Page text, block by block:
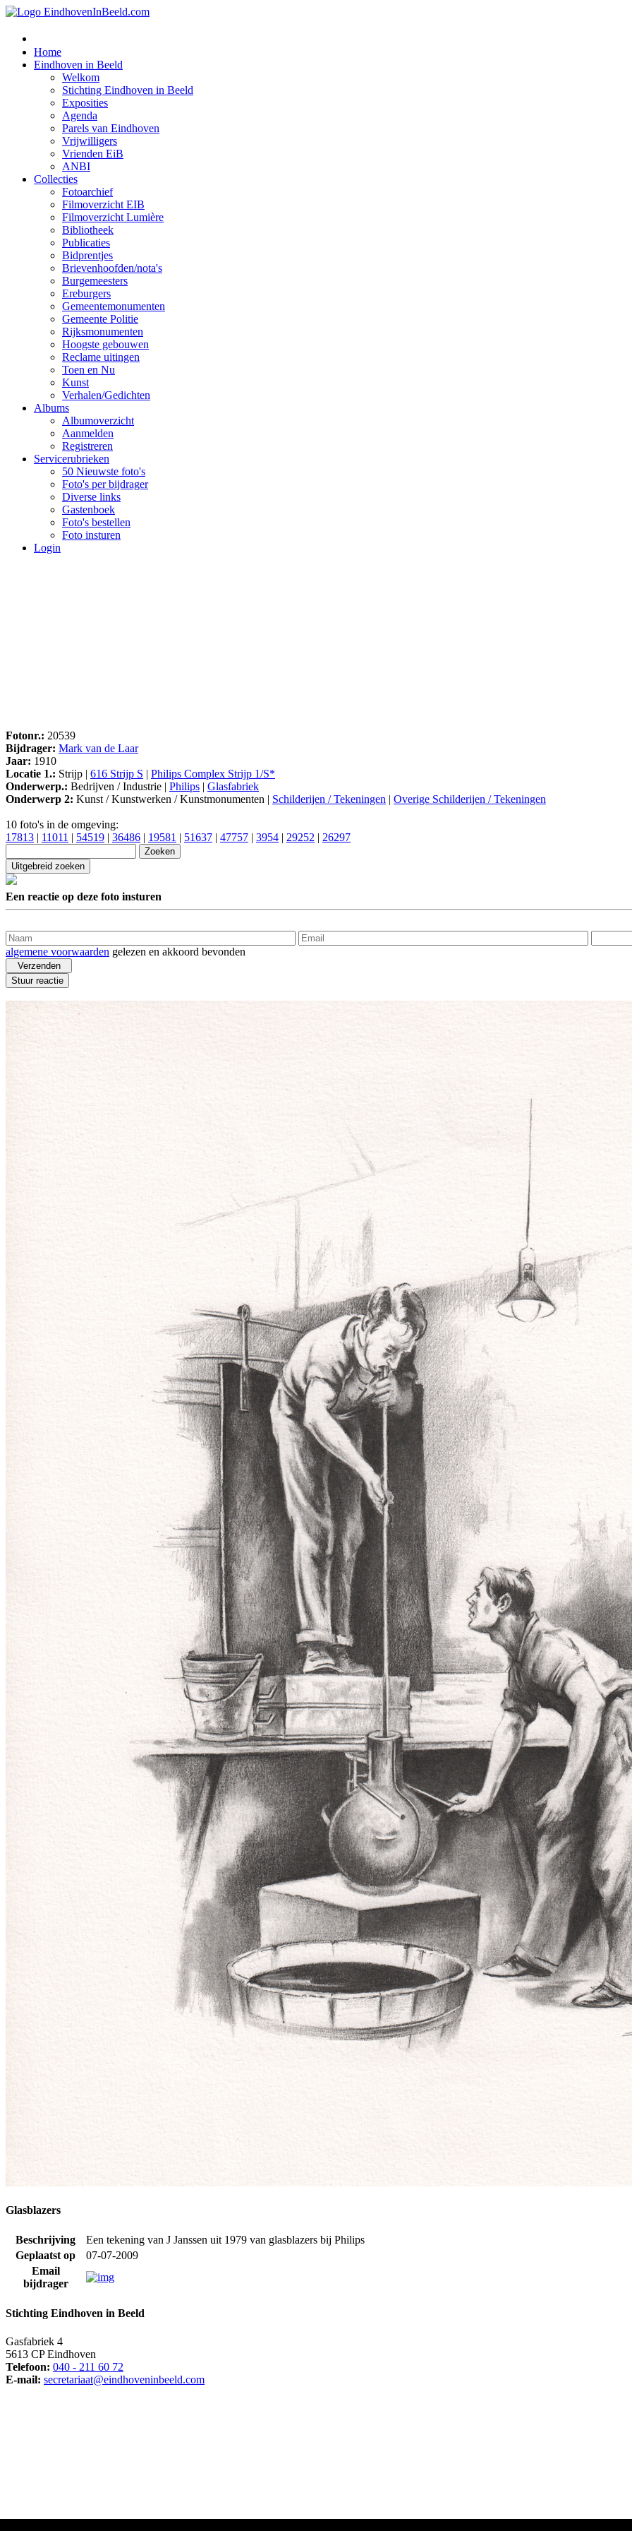
Home
Eindhoven in Beeld
Welkom
Stichting Eindhoven in Beeld
Exposities
Agenda
Parels van Eindhoven
Vrijwilligers
Vrienden EiB
ANBI
Collecties
Fotoarchief
Filmoverzicht EIB
Filmoverzicht Lumière
Bibliotheek
Publicaties
Bidprentjes
Brievenhoofden/nota's
Burgemeesters
Ereburgers
Gemeentemonumenten
Gemeente Politie
Rijksmonumenten
Hoogste gebouwen
Reclame uitingen
Toen en Nu
Kunst
Verhalen/Gedichten
Albums
Albumoverzicht
Aanmelden
Registreren
Servicerubrieken
50 Nieuwste foto's
Foto's per bijdrager
Diverse links
Gastenboek
Foto's bestellen
Foto insturen
Login
Fotonr.: 20539
Bijdrager: Mark van de Laar
Jaar: 1910
Locatie 1.: Strijp | 616 Strijp S
Philips Complex Strijp 1/S*
Onderwerp.: Bedrijven / Industrie | Philips
Glasfabriek
Onderwerp 2: Kunst / Kunstwerken / Kunstmonumenten | Schilderijen / Tekeningen Overige Schilderijen / Tekeningen
10 foto's in de omgeving:
17813
11011 54519 36486 19581 51637 47757 3954 29252 26297
Een reactie op deze foto insturen
algemene voorwaarden gelezen en akkoord bevonden
Glasblazers
Beschrijving
Een tekening van J Janssen uit 1979 van glasblazers bij Philips
Geplaatst op
07-07-2009
Email
bijdrager
Stichting Eindhoven in Beeld
Gasfabriek 4
5613 CP Eindhoven
Telefoon: 040 - 211 60 72
E-mail: secretariaat@eindhoveninbeeld.com